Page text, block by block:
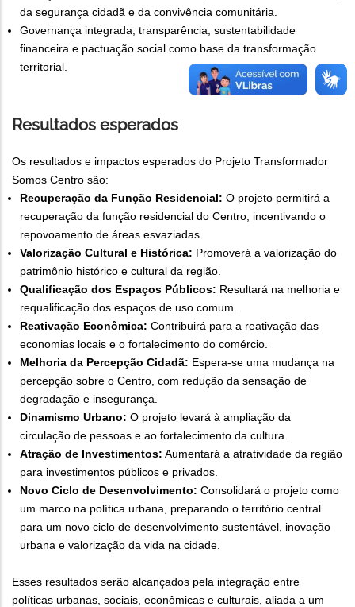
da segurança cidadã e da convivência comunitária.
Governança integrada, transparência, sustentabilidade
financeira e pactuação social como base da transformação
territorial.
Resultados esperados
Os resultados e impactos esperados do Projeto Transformador
Somos Centro são:
Recuperação da Função Residencial: O projeto permitirá a
recuperação da função residencial do Centro, incentivando o
repovoamento de áreas esvaziadas.
Valorização Cultural e Histórica: Promoverá a valorização do
patrimônio histórico e cultural da região.
Qualificação dos Espaços Públicos: Resultará na melhoria e
requalificação dos espaços de uso comum.
Reativação Econômica: Contribuirá para a reativação das
economias locais e o fortalecimento do comércio.
Melhoria da Percepção Cidadã: Espera-se uma mudança na
percepção sobre o Centro, com redução da sensação de
degradação e insegurança.
Dinamismo Urbano: O projeto levará à ampliação da
circulação de pessoas e ao fortalecimento da cultura.
Atração de Investimentos: Aumentará a atratividade da região
para investimentos públicos e privados.
Novo Ciclo de Desenvolvimento: Consolidará o projeto como
um marco na política urbana, preparando o território central
para um novo ciclo de desenvolvimento sustentável, inovação
urbana e valorização da vida na cidade.
Esses resultados serão alcançados pela integração entre
políticas urbanas, sociais, econômicas e culturais, aliada a um